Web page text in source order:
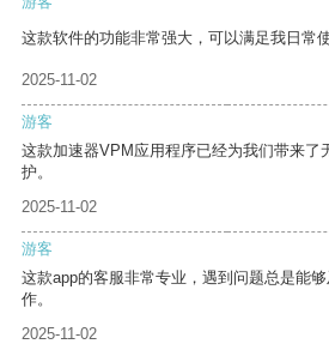
这款软件的功能非常强大，可以满足我日常
2025-11-02
游客
这款加速器VPM应用程序已经为我们带来了
护。
2025-11-02
游客
这款app的客服非常专业，遇到问题总是能
作。
2025-11-02